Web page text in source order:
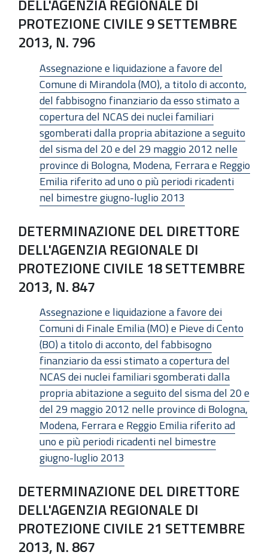
DELL'AGENZIA REGIONALE DI
PROTEZIONE CIVILE 9 SETTEMBRE
2013, N. 796
Assegnazione e liquidazione a favore del
Comune di Mirandola (MO), a titolo di acconto,
del fabbisogno finanziario da esso stimato a
copertura del NCAS dei nuclei familiari
sgomberati dalla propria abitazione a seguito
del sisma del 20 e del 29 maggio 2012 nelle
province di Bologna, Modena, Ferrara e Reggio
Emilia riferito ad uno o più periodi ricadenti
nel bimestre giugno-luglio 2013
DETERMINAZIONE DEL DIRETTORE
DELL'AGENZIA REGIONALE DI
PROTEZIONE CIVILE 18 SETTEMBRE
2013, N. 847
Assegnazione e liquidazione a favore dei
Comuni di Finale Emilia (MO) e Pieve di Cento
(BO) a titolo di acconto, del fabbisogno
finanziario da essi stimato a copertura del
NCAS dei nuclei familiari sgomberati dalla
propria abitazione a seguito del sisma del 20 e
del 29 maggio 2012 nelle province di Bologna,
Modena, Ferrara e Reggio Emilia riferito ad
uno e più periodi ricadenti nel bimestre
giugno-luglio 2013
DETERMINAZIONE DEL DIRETTORE
DELL'AGENZIA REGIONALE DI
PROTEZIONE CIVILE 21 SETTEMBRE
2013, N. 867